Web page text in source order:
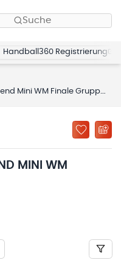
Suche
Handball360 Registrierung
Mini WM Finale Gruppe A
MINI WM